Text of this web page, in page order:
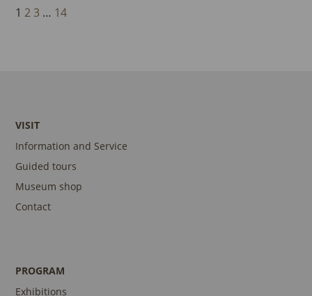
1 2 3 … 14
VISIT
Information and Service
Guided tours
Museum shop
Contact
PROGRAM
Exhibitions